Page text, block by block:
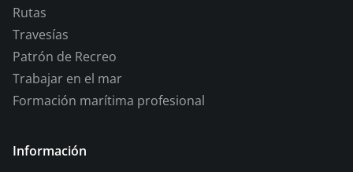
Rutas
Travesías
Patrón de Recreo
Trabajar en el mar
Formación marítima profesional
Información